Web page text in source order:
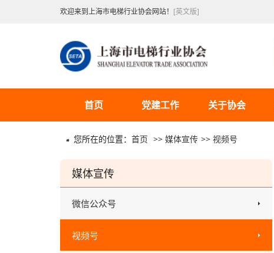
欢迎来到上海市电梯行业协会网站！ [英文版]
首页 党建工作 关于协会
您所在的位置： 首页 >> 媒体宣传 >> 视频号
媒体宣传
微信公众号
视频号